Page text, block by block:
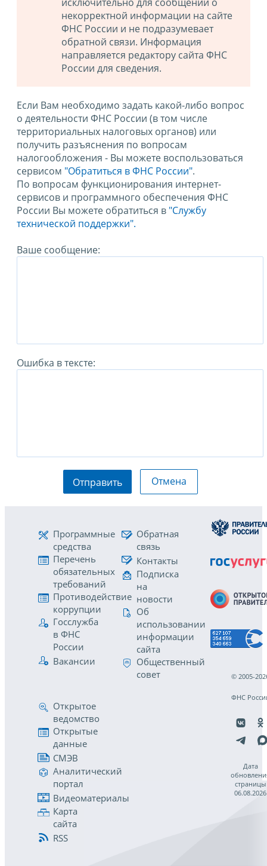
исключительно для сообщений о
некорректной информации на сайте
ФНС России и не подразумевает
обратной связи. Информация
направляется редактору сайта ФНС
России для сведения.
Если Вам необходимо задать какой-либо вопрос
о деятельности ФНС России (в том числе
территориальных налоговых органов) или
получить разъяснения по вопросам
налогообложения - Вы можете воспользоваться
сервисом "Обратиться в ФНС России".
По вопросам функционирования интернет-
сервисов и программного обеспечения ФНС
России Вы можете обратиться в "Службу
технической поддержки".
Ваше сообщение:
Ошибка в тексте:
Отправить Отмена
Программные
средства
Перечень
обязательных
требований
Противодействие
коррупции
Госслужба
в ФНС
России
Вакансии
Обратная
связь
Контакты
Подписка
на
новости
Об
использовании
информации
сайта
Общественный
совет
Открытое
ведомство
Открытые
данные
СМЭВ
Аналитический
портал
Видеоматериалы
Карта
сайта
RSS
© 2005-
ФНС
Дата
страницы
06.08.2026